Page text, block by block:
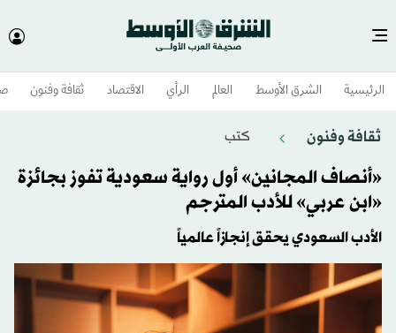
الرئيسية الشرق الأوسط​ العالم الرأي الاقتصاد ثقافة وفنون
ثقافة وفنون كتب
«أنصاف المجانين» أول رواية سعودية تفوز بجائزة
«ابن عربي» للأدب المترجم
الأدب السعودي يحقق إنجازاً عالمياً